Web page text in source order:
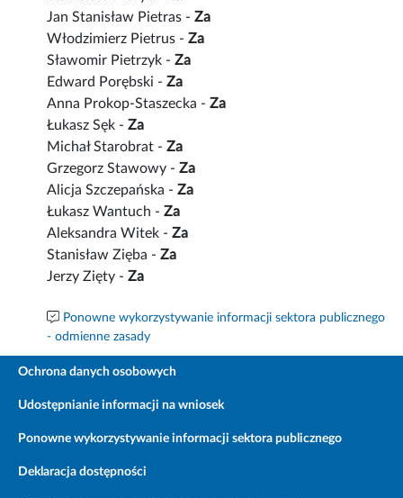
Jan Stanisław Pietras -Za
Włodzimierz Pietrus -Za
Sławomir Pietrzyk -Za
Edward Porębski -Za
Anna Prokop-Staszecka -Za
Łukasz Sęk -Za
Michał Starobrat -Za
Grzegorz Stawowy -Za
Alicja Szczepańska -Za
Łukasz Wantuch -Za
Aleksandra Witek -Za
Stanisław Zięba -Za
Jerzy Zięty -Za
Ponowne wykorzystywanie informacji sektora publicznego
- odmienne zasady
Ochrona danych osobowych
Udostępnianie informacji na wniosek
Ponowne wykorzystywanie informacji sektora publicznego
Deklaracja dostępności